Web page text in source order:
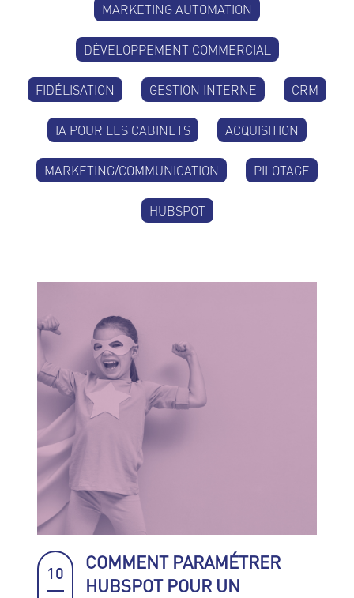
MARKETING AUTOMATION
DÉVELOPPEMENT COMMERCIAL
FIDÉLISATION GESTION INTERNE CRM
IA POUR LES CABINETS ACQUISITION
MARKETING/COMMUNICATION PILOTAGE
HUBSPOT
10
COMMENT PARAMÉTRER
HUBSPOT POUR UN